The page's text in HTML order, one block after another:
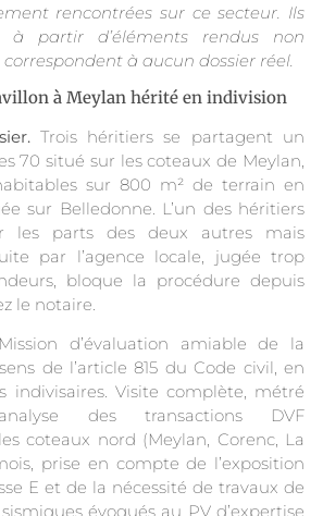
rencontrées sur ce secteur. Ils
à partir d’éléments rendus non
à aucun dossier réel.
à Meylan hérité en indivision
Trois héritiers se partagent un
70 situé sur les coteaux de Meylan,
sur 800 m² de terrain en
sur Belledonne. L’un des héritiers
les parts des deux autres mais
par l’agence locale, jugée trop
bloque la procédure depuis
le notaire.
d’évaluation amiable de la
de l’article 815 du Code civil, en
indivisaires. Visite complète, métré
des transactions DVF
coteaux nord (Meylan, Corenc, La
prise en compte de l’exposition
E et de la nécessité de travaux de
évoqués au PV d’expertise